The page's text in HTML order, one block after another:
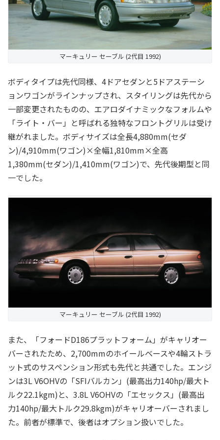
マーキュリー セーブル (2代目 1992)
ボディタイプは先代同様、4ドアセダンと5ドアステーシ
ョンワゴンがラインナップされ、スタイリングは先代から
一部変更されたものの、エアロダイナミックなフォルムや
「ライト・バー」と呼ばれる独特なフロントグリルは受け
継がれました。ボディサイズは全長4,880mm(セダ
ン)/4,910mm(ワゴン)×全幅1,810mm×全高
1,380mm(セダン)/1,410mm(ワゴン)で、先代後期型と同
一でした。
マーキュリー セーブル (2代目 1992)
また、「フォードD186プラットフォーム」がキャリオー
バーされたため、2,700mmのホイールベースや4輪ストラ
ット式のサスペンション形式も先代と共通でした。エンジ
ンは3L V6OHVの「SFIバルカン」(最高出力140hp/最大ト
ルク22.1kgm)と、3.8L V6OHVの「エセックス」(最高出
力140hp/最大トルク29.8kgm)がキャリオーバーされまし
た。前者が標準で、後者はオプション扱いでした。